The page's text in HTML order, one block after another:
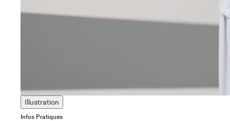
Illustration
Infos Pratiques